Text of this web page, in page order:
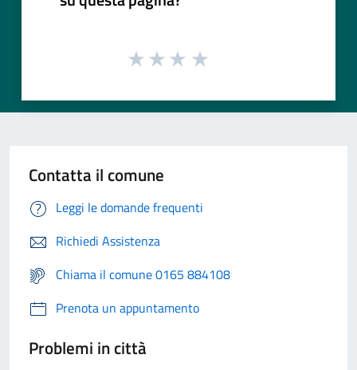
Contatta il comune
Leggi le domande frequenti
Richiedi Assistenza
Chiama il comune 0165 884108
Prenota un appuntamento
Problemi in città